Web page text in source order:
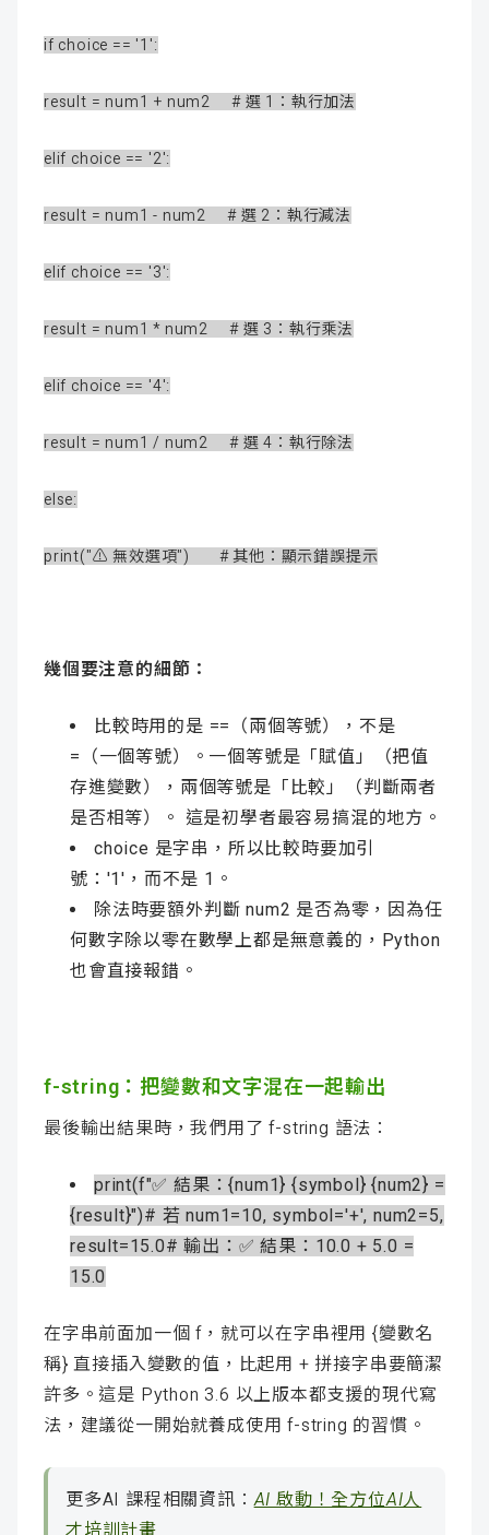
if choice == '1':
result = num1 + num2 # 選 1：執行加法
elif choice == '2':
result = num1 - num2 # 選 2：執行減法
elif choice == '3':
result = num1 * num2 # 選 3：執行乘法
elif choice == '4':
result = num1 / num2 # 選 4：執行除法
else:
print("⚠️ 無效選項") # 其他：顯示錯誤提示
幾個要注意的細節：
比較時用的是 ==（兩個等號），不是
=（一個等號）。一個等號是「賦值」（把值
存進變數），兩個等號是「比較」（判斷兩者
是否相等）。 這是初學者最容易搞混的地方。
choice 是字串，所以比較時要加引
號：'1'，而不是 1。
除法時要額外判斷 num2 是否為零，因為任
何數字除以零在數學上都是無意義的，Python
也會直接報錯。
f-string：把變數和文字混在一起輸出
最後輸出結果時，我們用了 f-string 語法：
print(f"✅ 結果：{num1} {symbol} {num2} =
{result}")# 若 num1=10, symbol='+', num2=5,
result=15.0# 輸出：✅ 結果：10.0 + 5.0 =
15.0
在字串前面加一個 f，就可以在字串裡用 {變數名
稱} 直接插入變數的值，比起用 + 拼接字串要簡潔
許多。這是 Python 3.6 以上版本都支援的現代寫
法，建議從一開始就養成使用 f-string 的習慣。
更多AI 課程相關資訊：AI 啟動！全方位AI人
才培訓計畫